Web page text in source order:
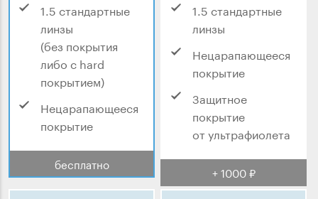
1.5 стандартные
линзы
(без покрытия
либо с hard
покрытием)
Нецарапающееся
покрытие
бесплатно
1.5 стандартные
линзы
Нецарапающееся
покрытие
Защитное
покрытие
от ультрафиолета
+ 1000 ₽